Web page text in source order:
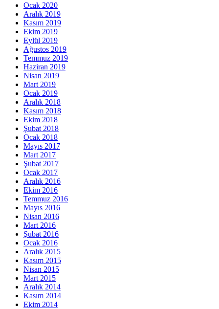
Ocak 2020
Aralık 2019
Kasım 2019
Ekim 2019
Eylül 2019
Ağustos 2019
Temmuz 2019
Haziran 2019
Nisan 2019
Mart 2019
Ocak 2019
Aralık 2018
Kasım 2018
Ekim 2018
Şubat 2018
Ocak 2018
Mayıs 2017
Mart 2017
Şubat 2017
Ocak 2017
Aralık 2016
Ekim 2016
Temmuz 2016
Mayıs 2016
Nisan 2016
Mart 2016
Şubat 2016
Ocak 2016
Aralık 2015
Kasım 2015
Nisan 2015
Mart 2015
Aralık 2014
Kasım 2014
Ekim 2014